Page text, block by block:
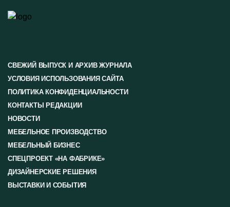
СВЕЖИЙ ВЫПУСК И АРХИВ ЖУРНАЛА
УСЛОВИЯ ИСПОЛЬЗОВАНИЯ САЙТА
ПОЛИТИКА КОНФИДЕНЦИАЛЬНОСТИ
КОНТАКТЫ РЕДАКЦИИ
НОВОСТИ
МЕБЕЛЬНОЕ ПРОИЗВОДСТВО
МЕБЕЛЬНЫЙ БИЗНЕС
СПЕЦПРОЕКТ «НА ФАБРИКЕ»
ДИЗАЙНЕРСКИЕ РЕШЕНИЯ
ВЫСТАВКИ И СОБЫТИЯ